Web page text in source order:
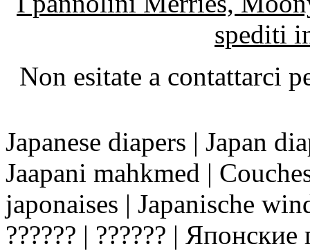
spediti
Non esitate a contattarci
Japanese diapers | Japan
Jaapani mahkmed |
japonaises | Japanische
?????? | ?????? |